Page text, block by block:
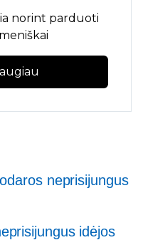
norint parduoti
neprisijungus
idėjos